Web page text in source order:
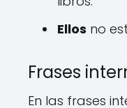
Ellos no
Frases
En las frases